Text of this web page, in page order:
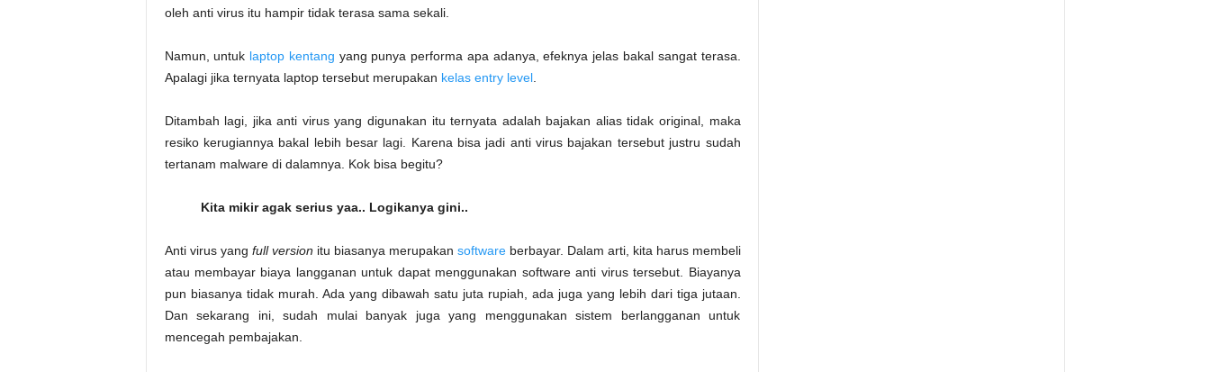
oleh anti virus itu hampir tidak terasa sama sekali.
Namun, untuk laptop kentang yang punya performa apa adanya, efeknya jelas bakal sangat terasa.
Apalagi jika ternyata laptop tersebut merupakan kelas entry level.
Ditambah lagi, jika anti virus yang digunakan itu ternyata adalah bajakan alias tidak original, maka
resiko kerugiannya bakal lebih besar lagi. Karena bisa jadi anti virus bajakan tersebut justru sudah
tertanam malware di dalamnya. Kok bisa begitu?
Kita mikir agak serius yaa.. Logikanya gini..
Anti virus yang full version itu biasanya merupakan softwareberbayar. Dalam arti, kita harus membeli
atau membayar biaya langganan untuk dapat menggunakan software anti virus tersebut. Biayanya
pun biasanya tidak murah. Ada yang dibawah satu juta rupiah, ada juga yang lebih dari tiga jutaan.
Dan sekarang ini, sudah mulai banyak juga yang menggunakan sistem berlangganan untuk
mencegah pembajakan.